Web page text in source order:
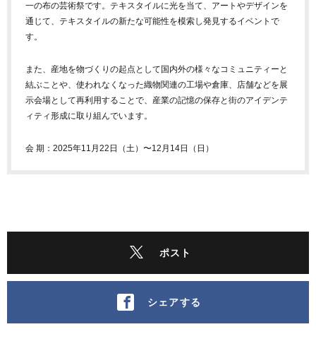
一の布の芸術祭です。テキスタイルに光を当て、アートやデザインを
通じて、テキスタイルの新たな可能性を模索し発見するイベントで
す。
また、産地を物づくりの起点として国内外の様々なコミュニティーと
結ぶことや、使われなくなった織物関連の工場や倉庫、店舗などを展
示会場として再利用することで、産業の記憶の保存と街のアイデンテ
ィティ形成に取り組んでいます。
会 期：2025年11⽉22⽇（⼟）〜12⽉14⽇（⽇）
ポスト
シェアする